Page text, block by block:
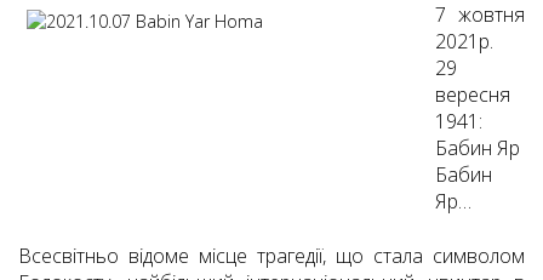
7 жовтня
2021р.
29
вересня
1941:
Бабин Яр
Бабин
Яр…
Всесвітньо відоме місце трагедії, що стала символом